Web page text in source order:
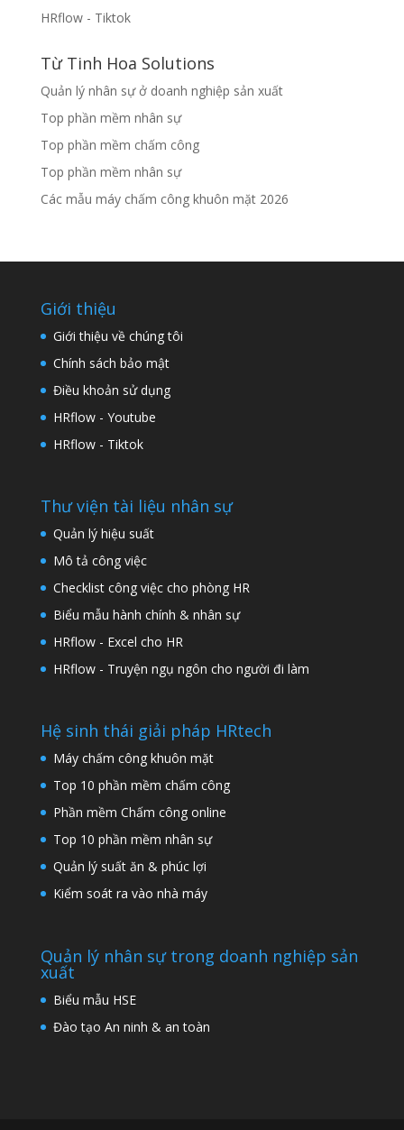
HRflow - Tiktok
Từ Tinh Hoa Solutions
Quản lý nhân sự ở doanh nghiệp sản xuất
Top phần mềm nhân sự
Top phần mềm chấm công
Top phần mềm nhân sự
Các mẫu máy chấm công khuôn mặt 2026
Giới thiệu
Giới thiệu về chúng tôi
Chính sách bảo mật
Điều khoản sử dụng
HRflow - Youtube
HRflow - Tiktok
Thư viện tài liệu nhân sự
Quản lý hiệu suất
Mô tả công việc
Checklist công việc cho phòng HR
Biểu mẫu hành chính & nhân sự
HRflow - Excel cho HR
HRflow - Truyện ngụ ngôn cho người đi làm
Hệ sinh thái giải pháp HRtech
Máy chấm công khuôn mặt
Top 10 phần mềm chấm công
Phần mềm Chấm công online
Top 10 phần mềm nhân sự
Quản lý suất ăn & phúc lợi
Kiểm soát ra vào nhà máy
Quản lý nhân sự trong doanh nghiệp sản
xuất
Biểu mẫu HSE
Đào tạo An ninh & an toàn